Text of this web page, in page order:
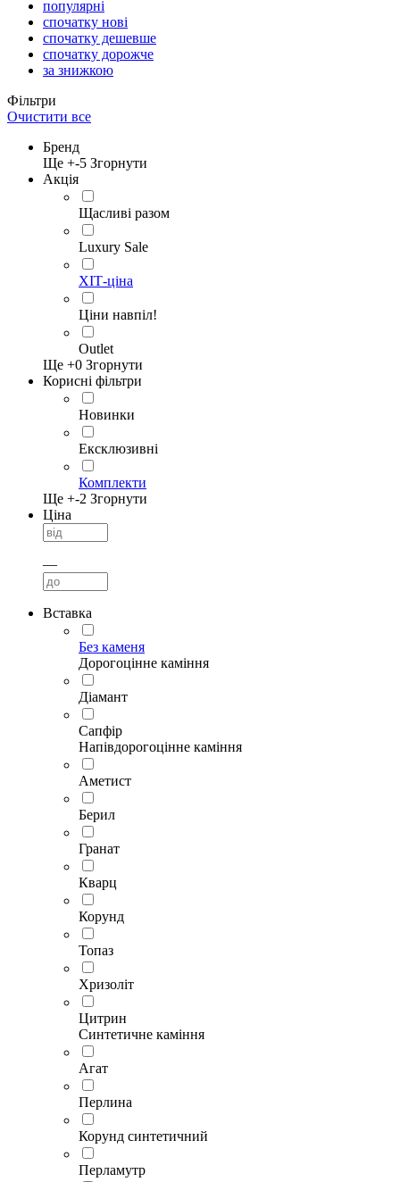
популярні
спочатку нові
спочатку дешевше
спочатку дорожче
за знижкою
Фільтри
Очистити все
Бренд
Ще +-5 Згорнути
Акція
Щасливі разом
Luxury Sale
ХІТ-ціна
Ціни навпіл!
Outlet
Ще +0 Згорнути
Корисні фільтри
Новинки
Ексклюзивні
Комплекти
Ще +-2 Згорнути
Ціна
—
Вставка
Без каменя
Дорогоцінне каміння
Діамант
Сапфір
Напівдорогоцінне каміння
Аметист
Берил
Гранат
Кварц
Корунд
Топаз
Хризоліт
Цитрин
Синтетичне каміння
Агат
Перлина
Корунд синтетичний
Перламутр